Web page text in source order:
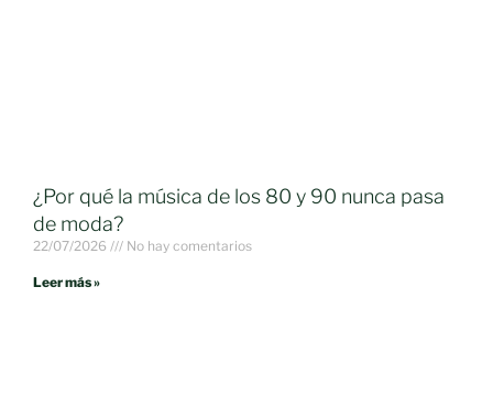
¿Por qué la música de los 80 y 90 nunca pasa
de moda?
22/07/2026 No hay comentarios
Leer más »